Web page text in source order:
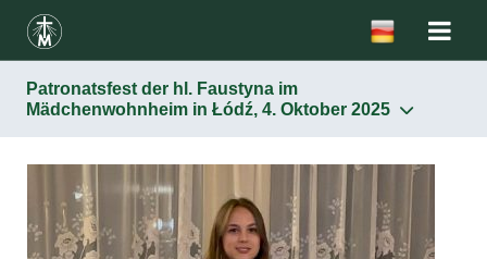
Patronatsfest der hl. Faustyna im
Mädchenwohnheim in Łódź, 4. Oktober 2025